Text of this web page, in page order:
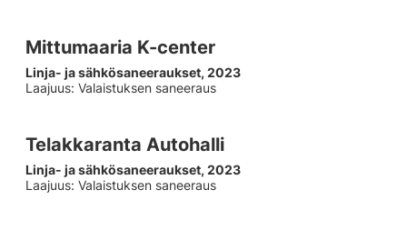
Mittumaaria K-center
Linja- ja sähkösaneeraukset, 2023
Laajuus: Valaistuksen saneeraus
Telakkaranta Autohalli
Linja- ja sähkösaneeraukset, 2023
Laajuus: Valaistuksen saneeraus